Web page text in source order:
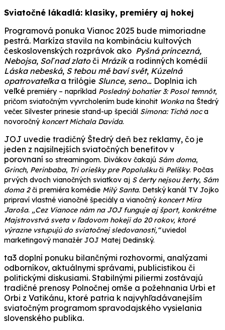
Sviatočné lákadlá: klasiky, premiéry aj hokej
Programová ponuka Vianoc 2025 bude mimoriadne
pestrá. Markíza stavila na kombináciu kultových
československých rozprávok ako Pyšná princezná,
Nebojsa, Soľ nad zlatoči Mrázika rodinných komédií
Láska nebeská, S tebou mě baví svět, Kúzelná
opatrovateľkaa trilógie Slunce, seno… Doplnia ich
veľké premiéry – napríklad Posledný bohatier 3: Posol temnôt,
pričom sviatočným vyvrcholením bude kinohit Wonkana Štedrý
večer. Silvester prinesie stand-up špeciál Simona: Tichá noca
novoročný koncert Michala Davida.
JOJ uvedie tradičný Štedrý deň bez reklamy, čo je
jeden z najsilnejších sviatočných benefitov v
porovnaní so streamingom. Divákov čakajú Sám doma,
Grinch, Perinbaba, Tri oriešky pre Popoluškuči Pelíšky. Počas
prvých dvoch vianočných sviatkov aj S čerty nejsou žerty, Sám
doma 2či premiéra komédie Milý Santa. Detský kanál TV Jojko
pripraví vlastné vianočné špeciály a vianočný koncert Mira
Jaroša. „Cez Vianoce nám na JOJ funguje aj šport, konkrétne
Majstrovstvá sveta v ľadovom hokeji do 20 rokov, ktoré
výrazne vstupujúdo sviatočnej sledovanosti,“uviedol
marketingový manažér JOJ Matej Dedinský.
ta3 doplní ponuku bilančnými rozhovormi, analýzami
odborníkov, aktuálnymi správami, publicistikou či
politickými diskusiami. Stabilnými piliermi zostávajú
tradičné prenosy Polnočnej omše a požehnania Urbi et
Orbi z Vatikánu, ktoré patria k najvyhľadávanejším
sviatočným programom spravodajského vysielania
slovenského publika.